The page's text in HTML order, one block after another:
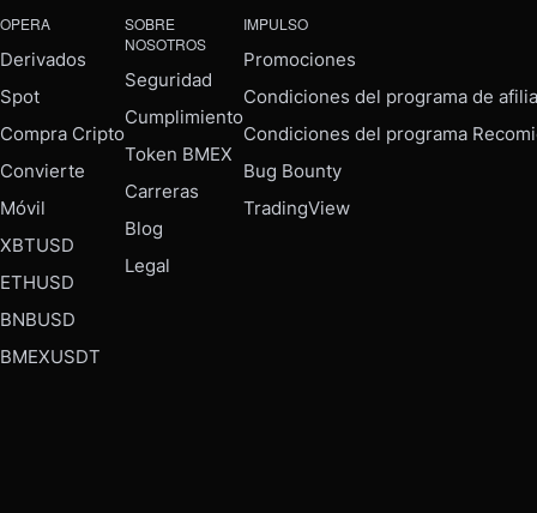
OPERA
Derivados
Spot
Compra Cripto
Convierte
Móvil
XBTUSD
ETHUSD
BNBUSD
BMEXUSDT
SOBRE
NOSOTROS
Seguridad
Cumplimiento
Token BMEX
Carreras
Blog
Legal
IMPULSO
Promociones
Condiciones del programa de
Condiciones del programa
Bug Bounty
TradingView